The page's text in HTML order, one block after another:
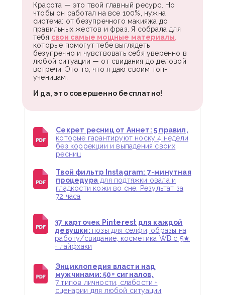
Красота — это твой главный ресурс. Но
чтобы он работал на все 100%, нужна
система: от безупречного макияжа до
правильных жестов и фраз. Я собрала для
тебя свои самые мощные материалы
которые помогут тебе выглядеть
безупречно и чувствовать себя уверенно в
любой ситуации — от свидания до деловой
встречи. Это то, что я даю своим топ-
ученицам.
И да, это совершенно бесплатно!
Секрет ресниц от Аннет: 5 правил,
которые гарантируют носку 4 недели
без коррекции и выпадения своих
ресниц
Твой фильтр Instagram: 7-минутная
процедурадля подтяжки овала и
гладкости кожи во сне. Результат за
72 часа
37 карточек Pinterest для каждой
девушки: позы для селфи, образы на
работу/свидание, косметика WB с 5★
+ лайфхаки
Энциклопедия власти над
мужчинами: 50+ сигналов,
7 типов личности, слабости +
сценарии для любой ситуации